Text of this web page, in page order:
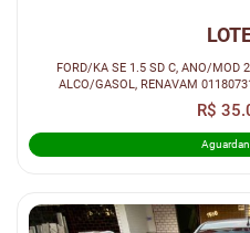
FORD/KA SE 1.5 SD C, ANO/MOD
ALCO/GASOL, RENAVAM
R$